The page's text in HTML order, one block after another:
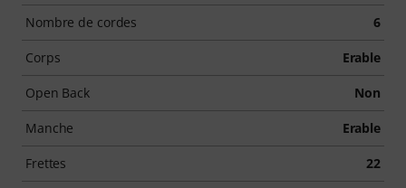
Nombre de cordes 6
Corps Erable
Open Back Non
Manche Erable
Frettes 22